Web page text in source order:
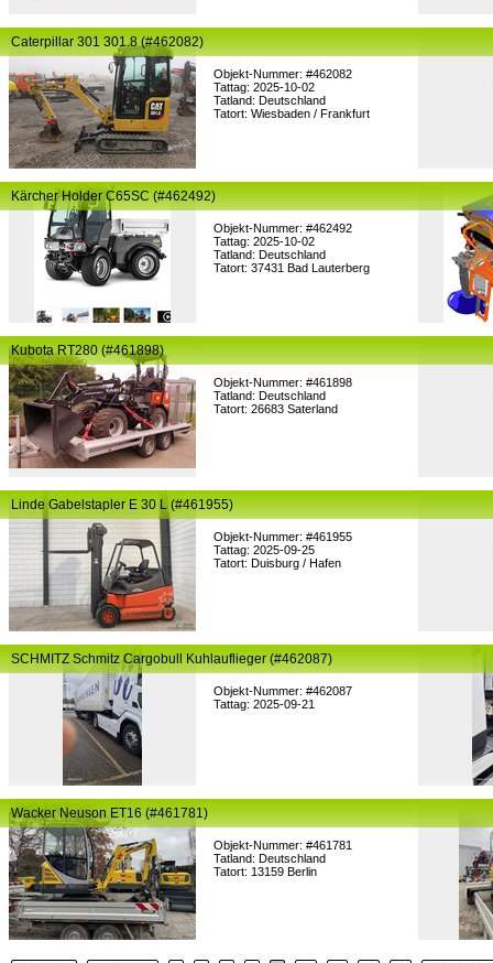
Objekt-Nummer: #462082
Tattag: 2025-10-02
Tatland: Deutschland
Tatort: Wiesbaden / Frankfurt
Caterpillar 301 301.8 (#462082)
Objekt-Nummer: #462492
Tattag: 2025-10-02
Tatland: Deutschland
Tatort: 37431 Bad Lauterberg
Kärcher Holder C65SC (#462492)
Objekt-Nummer: #461898
Tatland: Deutschland
Tatort: 26683 Saterland
Kubota RT280 (#461898)
Objekt-Nummer: #461955
Tattag: 2025-09-25
Tatort: Duisburg / Hafen
Linde Gabelstapler E 30 L (#461955)
Objekt-Nummer: #462087
Tattag: 2025-09-21
SCHMITZ Schmitz Cargobull Kuhlauflieger (#462087)
Objekt-Nummer: #461781
Tatland: Deutschland
Tatort: 13159 Berlin
Wacker Neuson ET16 (#461781)